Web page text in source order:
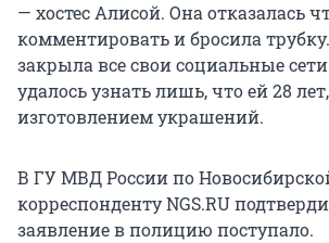
— хостес Алисой. Она отказалась
комментировать и бросила
закрыла все свои социальные
удалось узнать лишь, что ей 28
изготовлением украшений.
В ГУ МВД России по
корреспонденту NGS.RU
заявление в полицию поступало.